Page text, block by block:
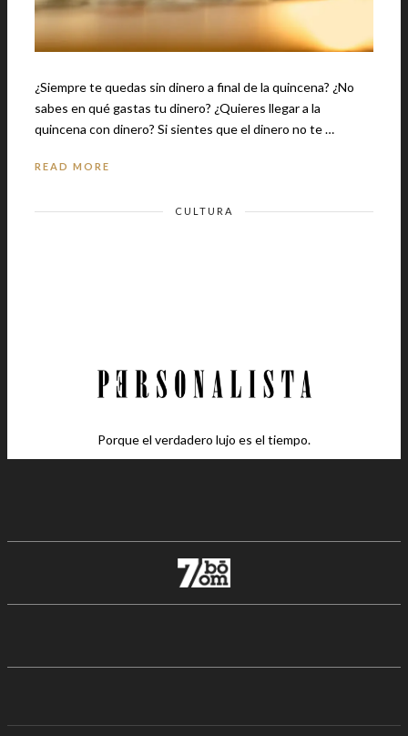
¿Siempre te quedas sin dinero a final de la quincena? ¿No
sabes en qué gastas tu dinero? ¿Quieres llegar a la
quincena con dinero? Si sientes que el dinero no te …
READ MORE
CULTURA
Porque el verdadero lujo es el tiempo.